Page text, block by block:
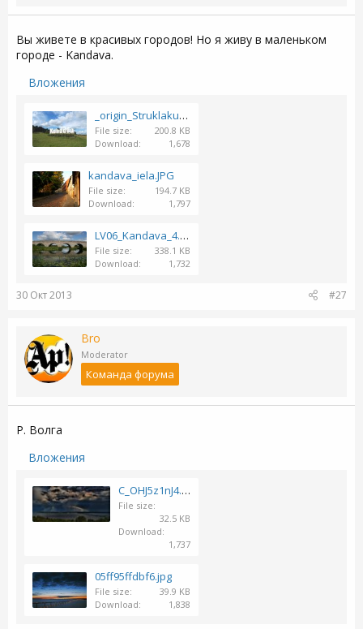
Вы живете в красивых городов! Но я живу в маленьком
городе - Kandava.
Вложения
_origin_Struklaku-sovs-kandava--4.jpg
File size
200.8 KB
Download
1,678
kandava_iela.JPG
File size
194.7 KB
Download
1,797
LV06_Kandava_4.jpg
File size
338.1 KB
Download
1,732
30 Окт 2013 #27
Bro
Moderator
Команда форума
Р. Волга
Вложения
C_OHJ5z1nJ4.jpg
File size
32.5 KB
Download
1,737
05ff95ffdbf6.jpg
File size
39.9 KB
Download
1,838